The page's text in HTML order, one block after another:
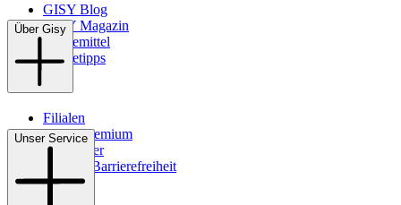
GISY Blog
GISY Magazin
Pflegemittel
Pflegetipps
Über Gisy
Filialen
WMS-Premium
Newsletter
Digitale Barrierefreiheit
Unser Service